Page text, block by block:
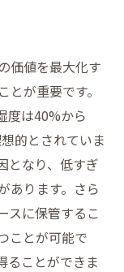
価値を最大化す
が重要です。
度は40%から
的とされていま
となり、低すぎ
あります。さら
スに保管するこ
ことが可能で
ることができま